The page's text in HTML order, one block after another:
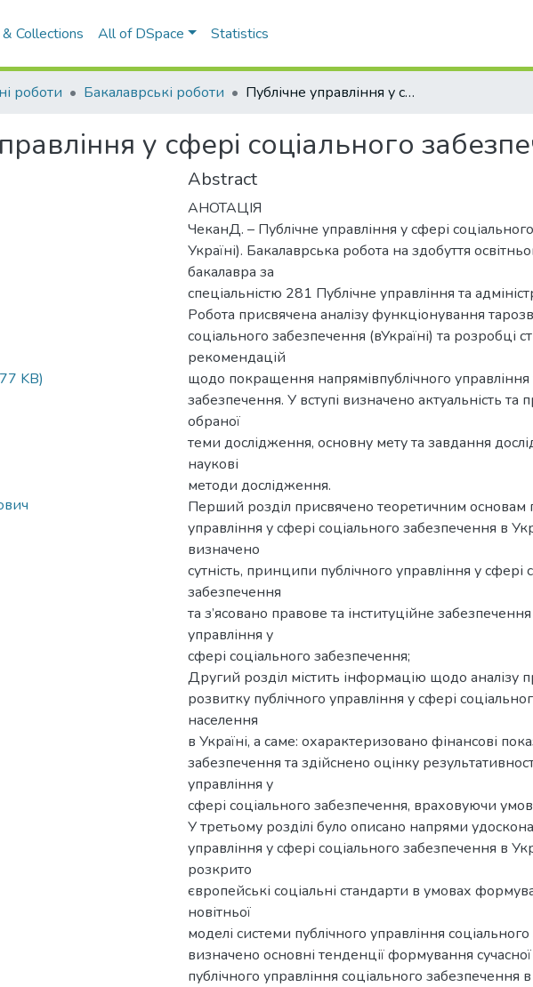
Collections All of DSpace Statistics
роботи Бакалаврські роботи Публічне управління у сфері соціального забезпечення
у сфері соціального
KB)
Abstract
АНОТАЦІЯ
ЧеканД. – Публічне управління у сфері
Україні). Бакалаврська робота на здобуття
бакалавра за
спеціальністю 281 Публічне управління та
Робота присвячена аналізу функціонування
соціального забезпечення (вУкраїні) та розробці
рекомендацій
щодо покращення напрямівпублічного управління
забезпечення. У вступі визначено актуальність та
обраної
теми дослідження, основну мету та завдання
наукові
методи дослідження.
Перший розділ присвячено теоретичним основам
управління у сфері соціального забезпечення в
визначено
сутність, принципи публічного управління у сфері
забезпечення
та з’ясовано правове та інституційне
управління у
сфері соціального забезпечення;
Другий розділ містить інформацію щодо аналізу
розвитку публічного управління у сфері
населення
в Україні, а саме: охарактеризовано фінансові
забезпечення та здійснено оцінку
управління у
сфері соціального забезпечення, враховуючи
У третьому розділі було описано напрями
управління у сфері соціального забезпечення в
розкрито
європейські соціальні стандарти в умовах
новітньої
моделі системи публічного управління
визначено основні тенденції формування
публічного управління соціального забезпечення в